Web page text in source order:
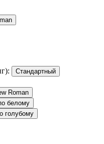
Стандартный
Roman
белому
голубому